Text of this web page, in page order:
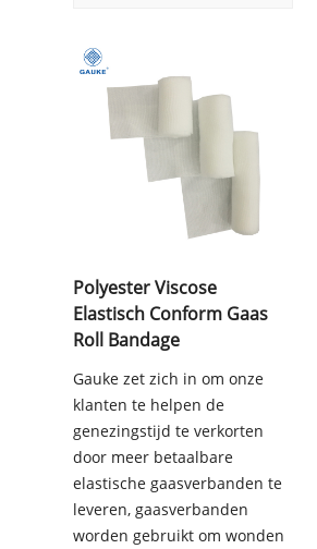
Polyester Viscose
Elastisch Conform Gaas
Roll Bandage
Gauke zet zich in om onze
klanten te helpen de
genezingstijd te verkorten
door meer betaalbare
elastische gaasverbanden te
leveren, gaasverbanden
worden gebruikt om wonden